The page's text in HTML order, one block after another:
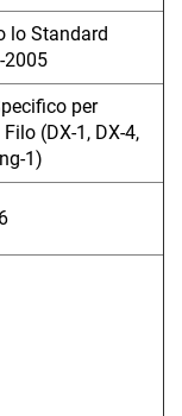
lo Standard
2005
per
(DX-1, DX-4,
1)